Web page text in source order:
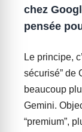
chez
pensée
Le principe,
sécurisé” de
beaucoup
Gemini.
“premium”,